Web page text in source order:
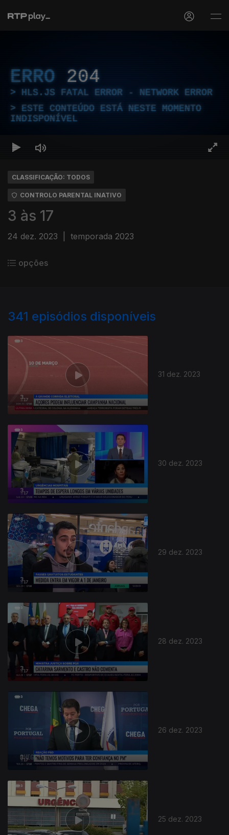
ERRO 204
HLS.JS FATAL ERROR - NETWORK ERROR
ESTE CONTEÚDO ESTÁ NESTE MOMENTO
INDISPONÍVEL
CLASSIFICAÇÃO: TODOS
CONTROLO PARENTAL INATIVO
3 às 17
24 dez. 2023 temporada 2023
opções
341 episódios disponíveis
31 dez. 2023
30 dez. 2023
29 dez. 2023
28 dez. 2023
26 dez. 2023
25 dez. 2023